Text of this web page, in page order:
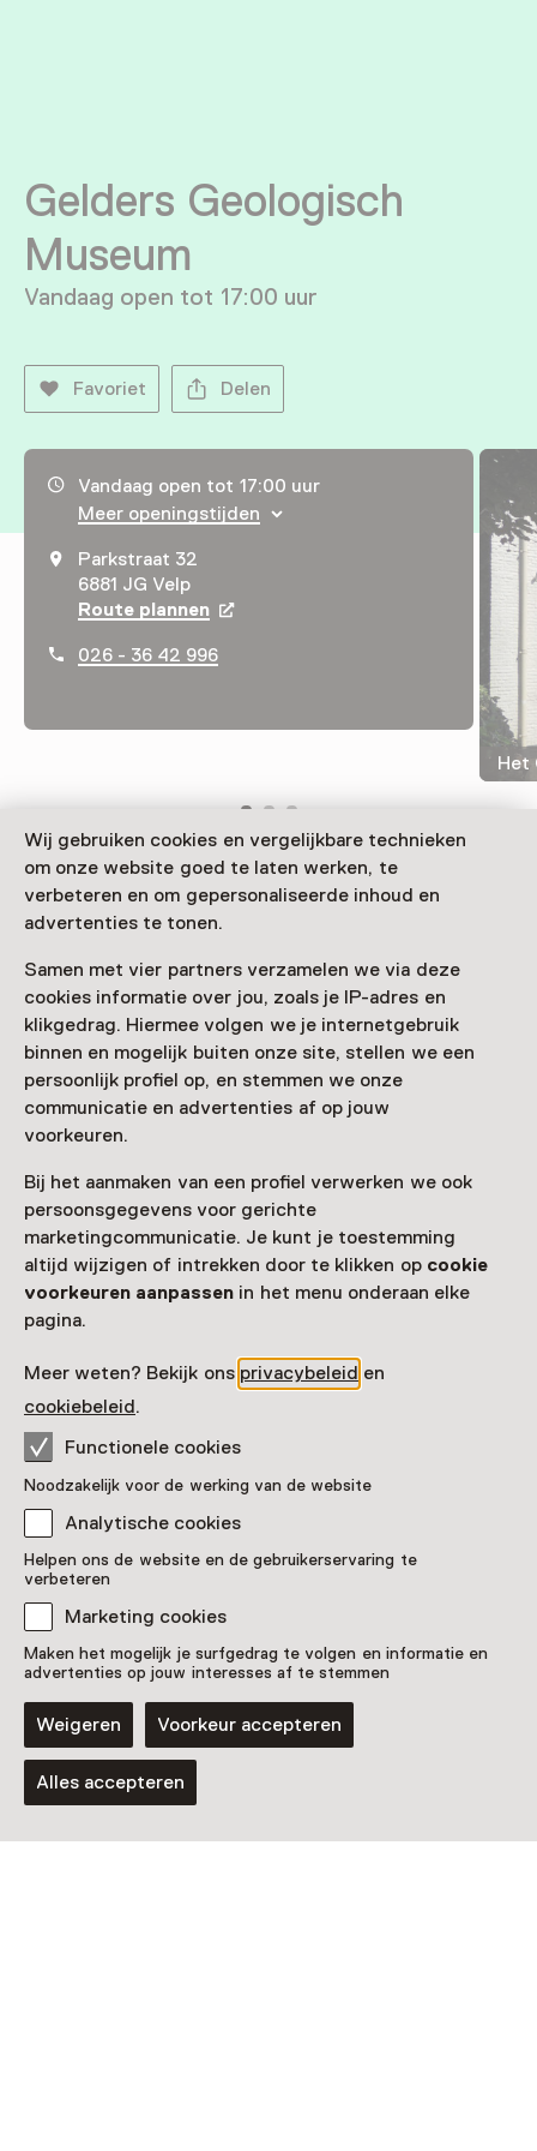
Wij gebruiken cookies en vergelijkbare technieken
om onze website goed te laten werken, te
verbeteren en om gepersonaliseerde inhoud en
advertenties te tonen.
Samen met vier partners verzamelen we via deze
cookies informatie over jou, zoals je IP-adres en
klikgedrag. Hiermee volgen we je internetgebruik
binnen en mogelijk buiten onze site, stellen we een
persoonlijk profiel op, en stemmen we onze
communicatie en advertenties af op jouw
voorkeuren.
Bij het aanmaken van een profiel verwerken we ook
persoonsgegevens voor gerichte
marketingcommunicatie. Je kunt je toestemming
altijd wijzigen of intrekken door te klikken op cookie
voorkeuren aanpassen in het menu onderaan elke
pagina.
Meer weten? Bekijk ons privacybeleid en
cookiebeleid.
Functionele cookies
Noodzakelijk voor de werking van de website
Analytische cookies
Helpen ons de website en de gebruikerservaring te
verbeteren
Marketing cookies
Maken het mogelijk je surfgedrag te volgen en informatie en
advertenties op jouw interesses af te stemmen
Weigeren Voorkeur accepteren
Alles accepteren
Gelders Geologisch
Museum
Vandaag open tot 17:00 uur
Favoriet Delen
Openingstijden, adres & telefoonnummer
Vandaag open tot 17:00 uur
Meer openingstijden
Parkstraat 32
6881 JG Velp
Route plannen Opent in een nieuw tabblad
026 - 36 42 996
Het
Wormgangen van 500 miljoen jaar oud, een
dinosaurusei en mammoetoverblijfselen. Dit en talloze
je van dichtbij in het Gelders Geologisch Museum.
Verder lezen
Toegang
Nog geen Museumkaart?
Museumkaart of ticket kopen
Parkeergelegenheid voor auto's
Museumwinkel
Meer informatie op de museumsite
Nog meer ontdekken